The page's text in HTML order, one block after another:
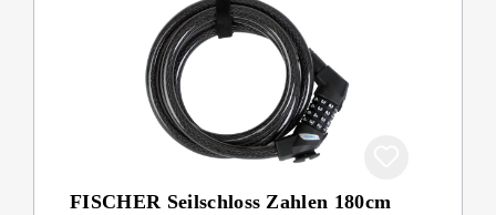
FISCHER Seilschloss Zahlen 180cm